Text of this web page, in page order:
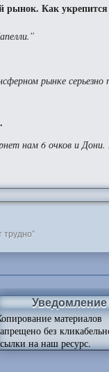
рынок. Как
рынке
нам 6 очков и Дони.
трудно”
Уведомление
материалов
без
на наш ресурс.